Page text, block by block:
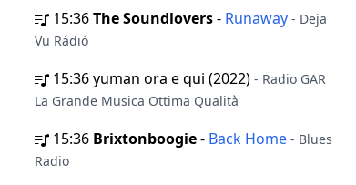
15:36The Soundlovers- Runaway - Deja
Vu Rádió
15:36yuman ora e qui (2022) - Radio GAR
La Grande Musica Ottima Qualità
15:36 Brixtonboogie- Back Home - Blues
Radio